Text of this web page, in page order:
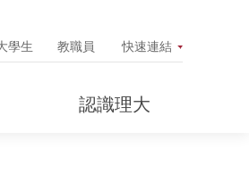
學生 教職員 快速連結
認識理大